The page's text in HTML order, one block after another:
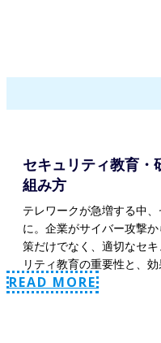
セキュリティ教育・
組み方
テレワークが急増する中
に。企業がサイバー攻撃
策だけでなく、適切なセ
リティ教育の重要性と、
READ MORE